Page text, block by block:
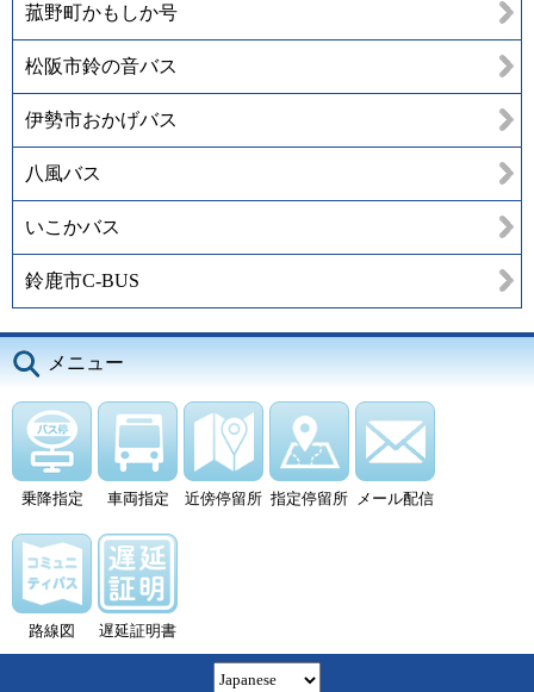
菰野町かもしか号
松阪市鈴の音バス
伊勢市おかげバス
八風バス
いこかバス
鈴鹿市C-BUS
メニュー
乗降指定 車両指定 近傍停留所 指定停留所 メール配信
路線図 遅延証明書